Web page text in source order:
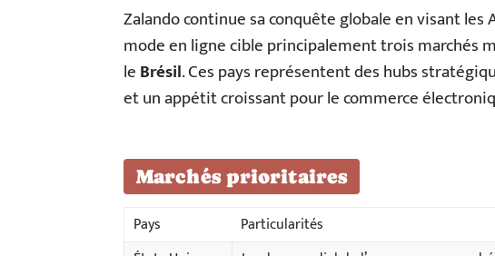
Zalando continue sa conquête globale en visant
mode en ligne cible principalement trois marchés
leBrésil. Ces pays représentent des hubs
et un appétit croissant pour le commerce
Marchés prioritaires
Pays
Particularités